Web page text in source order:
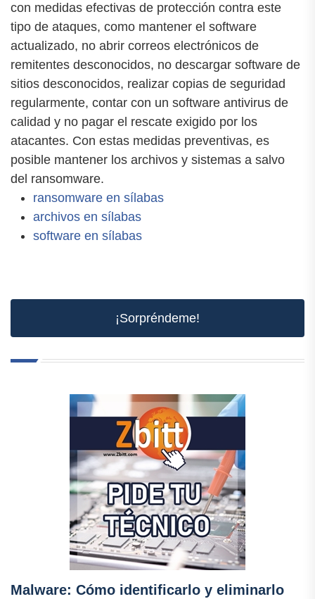
con medidas efectivas de protección contra este
tipo de ataques, como mantener el software
actualizado, no abrir correos electrónicos de
remitentes desconocidos, no descargar software de
sitios desconocidos, realizar copias de seguridad
regularmente, contar con un software antivirus de
calidad y no pagar el rescate exigido por los
atacantes. Con estas medidas preventivas, es
posible mantener los archivos y sistemas a salvo
del ransomware.
ransomware en sílabas
archivos en sílabas
software en sílabas
¡Sorpréndeme!
Malware: Cómo identificarlo y eliminarlo